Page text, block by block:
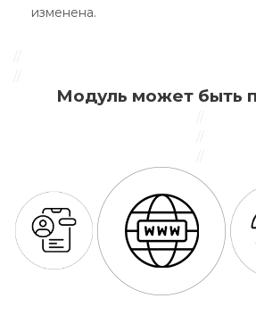
изменена.
Модуль может быть